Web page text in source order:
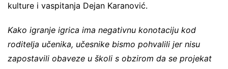
kulture i vaspitanja Dejan Karanović.
Kako igranje igrica ima negativnu konotaciju kod
roditelja učenika, učesnike bismo pohvalili jer nisu
zapostavili obaveze u školi s obzirom da se projekat